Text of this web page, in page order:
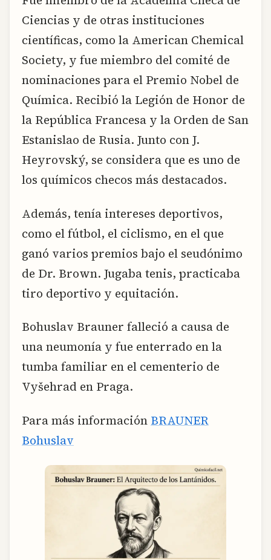
Ciencias y de otras instituciones
científicas, como la American Chemical
Society, y fue miembro del comité de
nominaciones para el Premio Nobel de
Química. Recibió la Legión de Honor de
la República Francesa y la Orden de San
Estanislao de Rusia. Junto con J.
Heyrovský, se considera que es uno de
los químicos checos más destacados.
Además, tenía intereses deportivos,
como el fútbol, el ciclismo, en el que
ganó varios premios bajo el seudónimo
de Dr. Brown. Jugaba tenis, practicaba
tiro deportivo y equitación.
Bohuslav Brauner falleció a causa de
una neumonía y fue enterrado en la
tumba familiar en el cementerio de
Vyšehrad en Praga.
Para más información BRAUNER
Bohuslav